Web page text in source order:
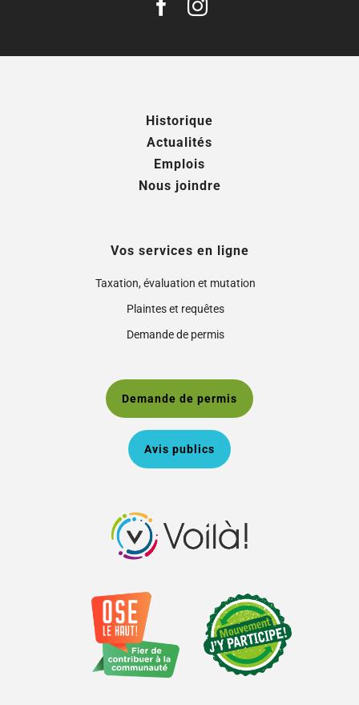
Historique
Actualités
Emplois
Nous joindre
Vos services en ligne
Taxation, évaluation et mutation
Plaintes et requêtes
Demande de permis
Demande de permis
Avis publics